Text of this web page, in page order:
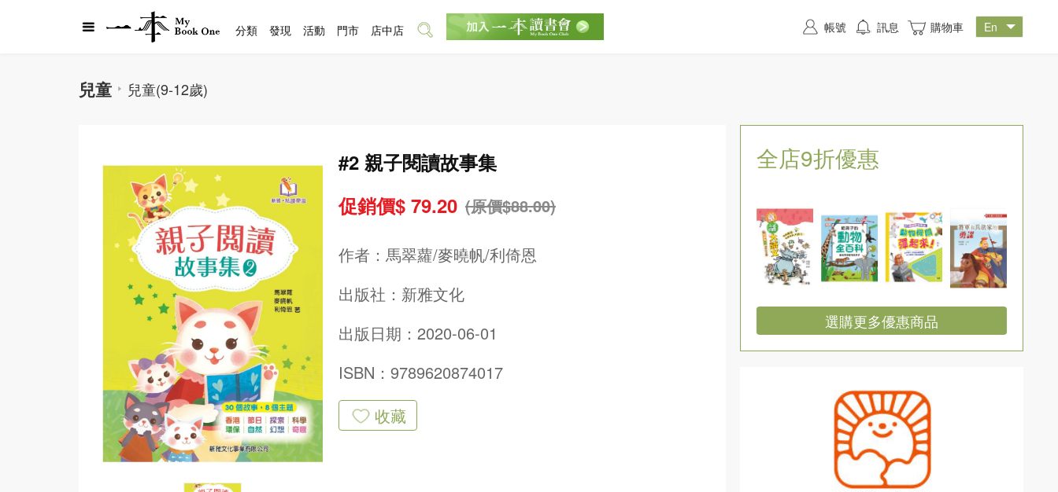
兒童 兒童(9-12歲)
#2 親子閱讀故事集
促銷價$ 79.20 (原價$88.00)
作者： 馬翠蘿/麥曉帆/利倚恩
出版社： 新雅文化
出版日期：2020-06-01
ISBN：9789620874017
收藏
全店9折優惠
選購更多優惠商品
分類 發現 活動 門市 店中店 帳號 訊息 購物車